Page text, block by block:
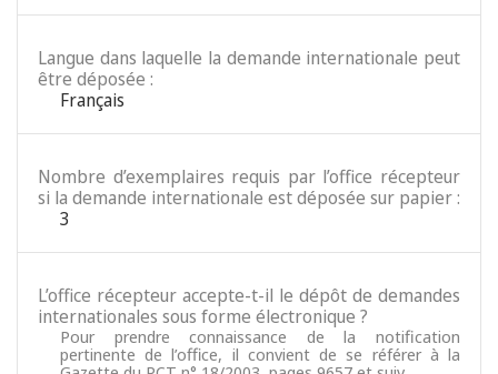
Langue dans laquelle la demande internationale peut
être déposée :
Français
Nombre d’exemplaires requis par l’office récepteur
si la demande internationale est déposée sur papier :
3
L’office récepteur accepte-t-il le dépôt de demandes
internationales sous forme électronique ?
Pour prendre connaissance de la notification
pertinente de l’office, il convient de se référer à la